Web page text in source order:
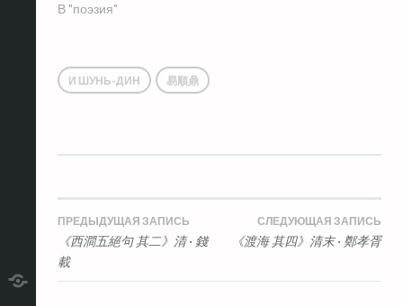
В "поэзия"
И ШУНЬ-ДИН 易順鼎
Навигация
по
ПРЕДЫДУЩАЯ ЗАПИСЬ
《西澗五絕句 其二》清 · 錢
載
СЛЕДУЮЩАЯ ЗАПИСЬ
《渡海 其四》清末 · 鄭孝胥